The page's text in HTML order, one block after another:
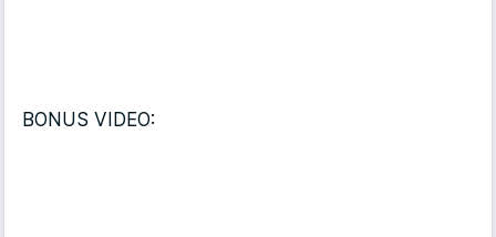
BONUS VIDEO: